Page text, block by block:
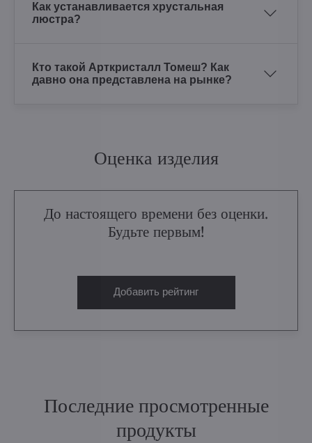
Как устанавливается хрустальная
люстра?
Кто такой Арткристалл Томеш? Как
давно она представлена на рынке?
Оценка изделия
До настоящего времени без оценки.
Будьте первым!
Добавить рейтинг
Последние просмотренные
продукты